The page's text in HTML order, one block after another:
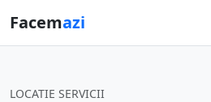
Facemazi
LOCATIE SERVICII